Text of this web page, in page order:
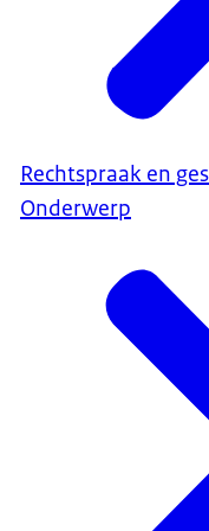
Rechtspraak en
Onderwerp